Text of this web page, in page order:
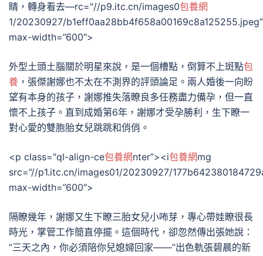
睛，轉身看去—rc="//p9.itc.cn/images0包養網
1/20230927/b1eff0aa28bb4f658a00169c8a125255.jpeg”
max-width=”600″>
外型土頭土腦關於明星來說，是一個槽點，倒算不上斑點包
養 ，張傑謝娜也不太在不測界的評頭論足。兩人婚後一向盼
望有本身的孩子，謝娜推失落瞭良多任務盡力備孕，但一直
懷不上孩子。直到成婚第6年，謝娜才受孕勝利，生下瞭一
對心愛的雙胞胎女兒跳跳和俏俏。
<p class="ql-align-ce包養網nter”><i包養網mg
src=”//p1.itc.cn/images01/20230927/
max-width=”600″>
隔瞭幾年，謝娜又生下瞭三胎女兒小咘芽，專心帶娃瞭很長
時光，掌管工作簡直停擺。這個時代，卻忽然傳出張她說：
“三天之內，你必須陪你兒媳婦回家——”出色軌張碧晨的新